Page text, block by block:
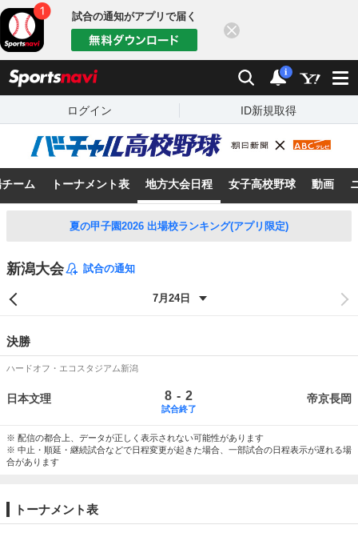
試合の通知がアプリで届く
検索 通知
i
ログイン ID新規取得
ーム トーナメント表 地方大会日程 女子高校野球 動画
夏の甲子園2026 出場校ランキング(アプリ限定)
新潟大会 試合の通知
決勝
ハードオフ・エコスタジアム新潟
日本文理 8 - 2
試合終了
帝京長岡
※ 配信の都合上、データが正しく表示されない可能性があります
※ 中止・順延・継続試合などで日程変更が起きた場合、一部試合の日程表示が遅れる場
合があります
トーナメント表